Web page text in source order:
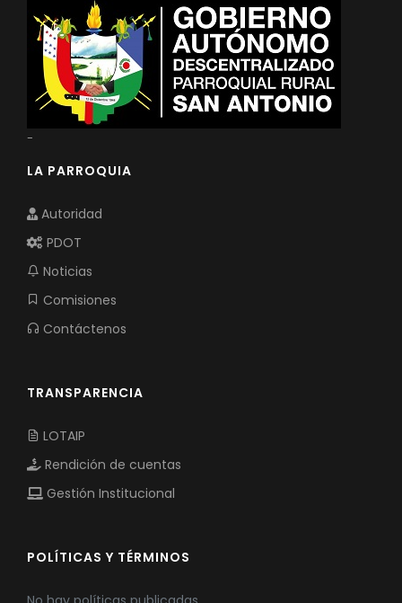
-
LA PARROQUIA
Autoridad
PDOT
Noticias
Comisiones
Contáctenos
TRANSPARENCIA
LOTAIP
Rendición de cuentas
Gestión Institucional
POLÍTICAS Y TÉRMINOS